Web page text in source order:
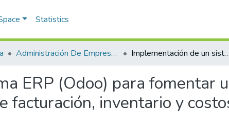
Statistics
Administración De Empresas Implementación de un sistema ERP (Odoo) para fomentar un desarrollo innovador en los procesos de facturación, inventario y costos en la empresa Mr Frap
ERP (Odoo) para fomentar
facturación, inventario y